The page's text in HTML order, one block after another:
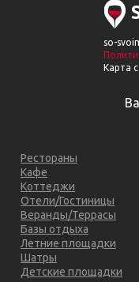
so-
Карта
Рестораны
Кафе
Коттеджи
Отели/Гостиницы
Веранды/Террасы
Базы отдыха
Летние площадки
Шатры
Детские площадки